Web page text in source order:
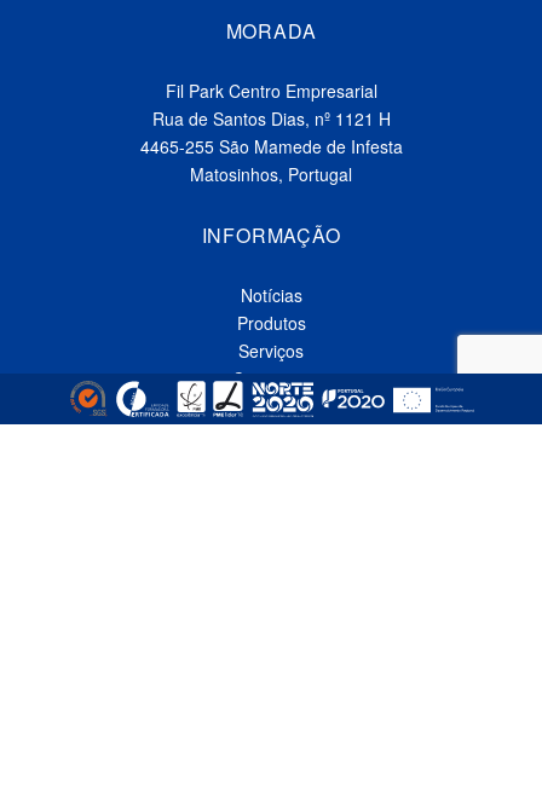
MORADA
Fil Park Centro Empresarial
Rua de Santos Dias, nº 1121 H
4465-255 São Mamede de Infesta
Matosinhos, Portugal
INFORMAÇÃO
Notícias
Produtos
Serviços
Contactos
Política de Privacidade